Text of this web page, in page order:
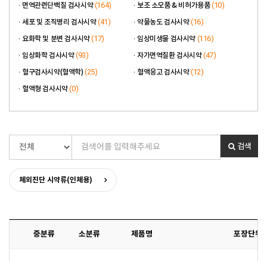
면역관련단백질 검사시약(164) 보조 소모품 & 비허가용품(10)
세포 및 조직병리 검사시약(41) 약물농도 검사시약(16)
요화학 및 분변 검사시약(17) 임상미생물 검사시약 (116)
임상화학 검사시약(93) 자가면역질환 검사시약(47)
혈구검사시약(혈액학)(25) 혈액응고 검사시약(12)
혈액형 검사시약(0)
검색
체외진단 시약류(인체용)
중분류 소분류 제품명 포장단위